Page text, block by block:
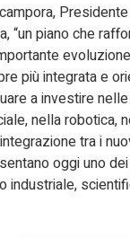
“un piano che
più integrata e
a investire
nella
tra i
oggi uno